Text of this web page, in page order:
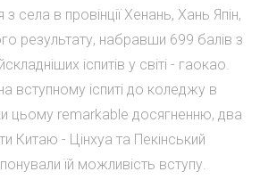
з села в провінції Хенань, Хань Япін,
результату, набравши 699 балів з
іспитів у світі - гаокао.
вступному іспиті до коледжу в
цьому remarkable досягненню, два
Китаю - Цінхуа та Пекінський
їй можливість вступу.